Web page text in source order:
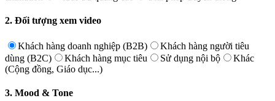
2. Đối tượng xem video
Khách hàng doanh nghiệp (B2B)
Khách hàng người tiêu
dùng (B2C)
Khách hàng mục tiêu Sử dụng nội bộ
Khác
(Cộng đồng, Giáo dục...)
3. Mood & Tone